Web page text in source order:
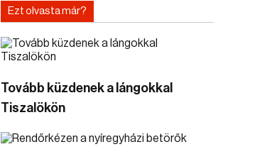
Ezt olvasta már?
Tovább küzdenek a lángokkal
Tiszalökön